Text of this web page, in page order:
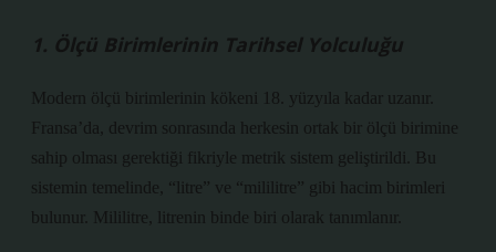
1. Ölçü Birimlerinin Tarihsel Yolculuğu
Modern ölçü birimlerinin kökeni 18. yüzyıla kadar uzanır.
Fransa’da, devrim sonrasında herkesin ortak bir ölçü birimine
sahip olması gerektiği fikriyle metrik sistem geliştirildi. Bu
sistemin temelinde, “litre” ve “mililitre” gibi hacim birimleri
bulunur. Mililitre, litrenin binde biri olarak tanımlanır.